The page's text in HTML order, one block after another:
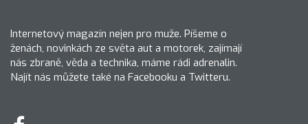
Internetový magazín nejen pro muže. Píšeme o
ženách, novinkách ze světa aut a motorek, zajímají
nás zbraně, věda a technika, máme rádi adrenalin.
Najít nás můžete také na Facebooku a Twitteru.